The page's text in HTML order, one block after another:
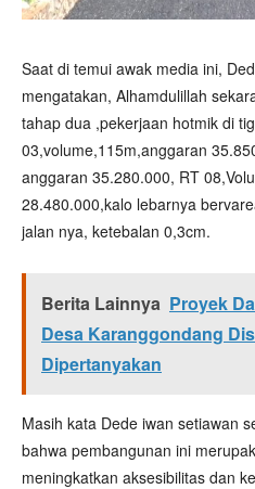
Saat di temui awak media ini,
mengatakan, Alhamdulillah
tahap dua ,pekerjaan hotmik di
03,volume,115m,anggaran
anggaran 35.280.000, RT
28.480.000,kalo lebarnya
jalan nya, ketebalan 0,3cm.
Berita Lainnya Proyek
Desa Karanggondang
Dipertanyakan
Masih kata Dede iwan setiawan
bahwa pembangunan ini
meningkatkan aksesibilitas dan